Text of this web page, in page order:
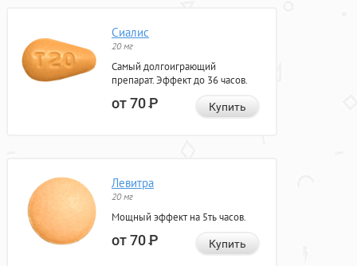
Сиалис
20 мг
Самый долгоиграющий
препарат. Эффект до 36 часов.
от 70Р Купить
Левитра
20 мг
Мощный эффект на 5ть часов.
от 70Р Купить